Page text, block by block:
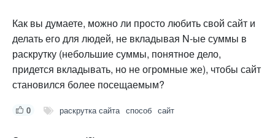
Как вы думаете, можно ли просто любить свой сайт и
делать его для людей, не вкладывая N-ые суммы в
раскрутку (небольшие суммы, понятное дело,
придется вкладывать, но не огромные же), чтобы сайт
становился более посещаемым?
0 раскрутка сайта способ сайт